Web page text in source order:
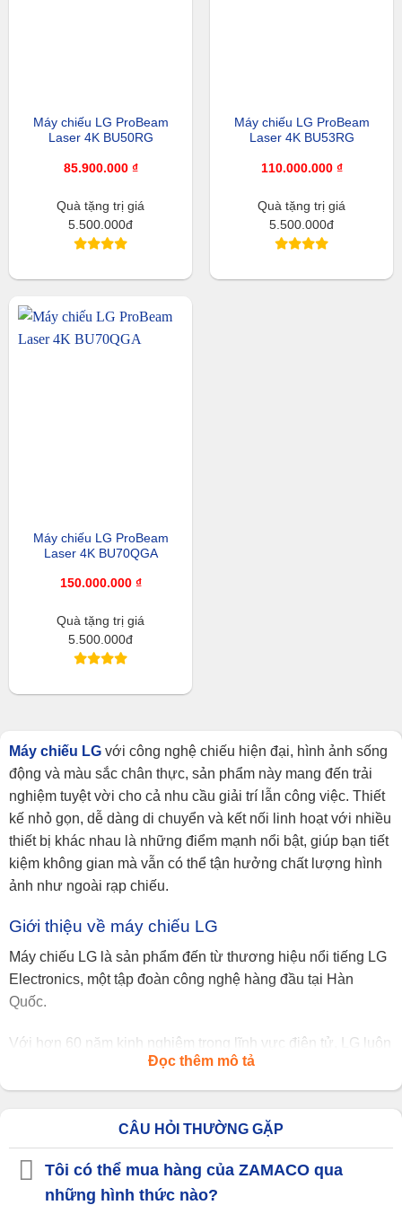
Máy chiếu LG ProBeam
Laser 4K BU50RG
85.900.000 ₫
Quà tặng trị giá
5.500.000đ
Máy chiếu LG ProBeam
Laser 4K BU53RG
110.000.000 ₫
Quà tặng trị giá
5.500.000đ
Máy chiếu LG ProBeam
Laser 4K BU70QGA
150.000.000 ₫
Quà tặng trị giá
5.500.000đ
Máy chiếu LG với công nghệ chiếu hiện đại, hình ảnh sống
động và màu sắc chân thực, sản phẩm này mang đến trải
nghiệm tuyệt vời cho cả nhu cầu giải trí lẫn công việc. Thiết
kế nhỏ gọn, dễ dàng di chuyển và kết nối linh hoạt với nhiều
thiết bị khác nhau là những điểm mạnh nổi bật, giúp bạn tiết
kiệm không gian mà vẫn có thể tận hưởng chất lượng hình
ảnh như ngoài rạp chiếu.
Giới thiệu về máy chiếu LG
Máy chiếu LG là sản phẩm đến từ thương hiệu nổi tiếng LG
Electronics, một tập đoàn công nghệ hàng đầu tại Hàn
Quốc.
Với hơn 60 năm kinh nghiệm trong lĩnh vực điện tử, LG luôn
mang đến những sản phẩm chất lượng cao, ứng dụng công
nghệ tiên tiến, đáp ứng nhu cầu đa dạng của người tiêu
Máy chiếu LG kế thừa những ưu điểm này, không chỉ nổi bật
với khả năng chiếu hình ảnh sắc nét mà còn với thiết kế
thông minh, dễ sử dụng và độ bền cao.
Đọc thêm mô tả
CÂU HỎI THƯỜNG GẶP
Tôi có thể mua hàng của ZAMACO qua
những hình thức nào?